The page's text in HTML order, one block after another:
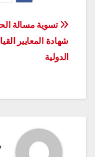
تصفّح
المقالات
تسوية مسالة
شهادة المعايير
الدولية